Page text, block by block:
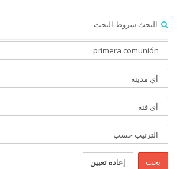
البحث شروط البحث
بحث إعادة تعيين